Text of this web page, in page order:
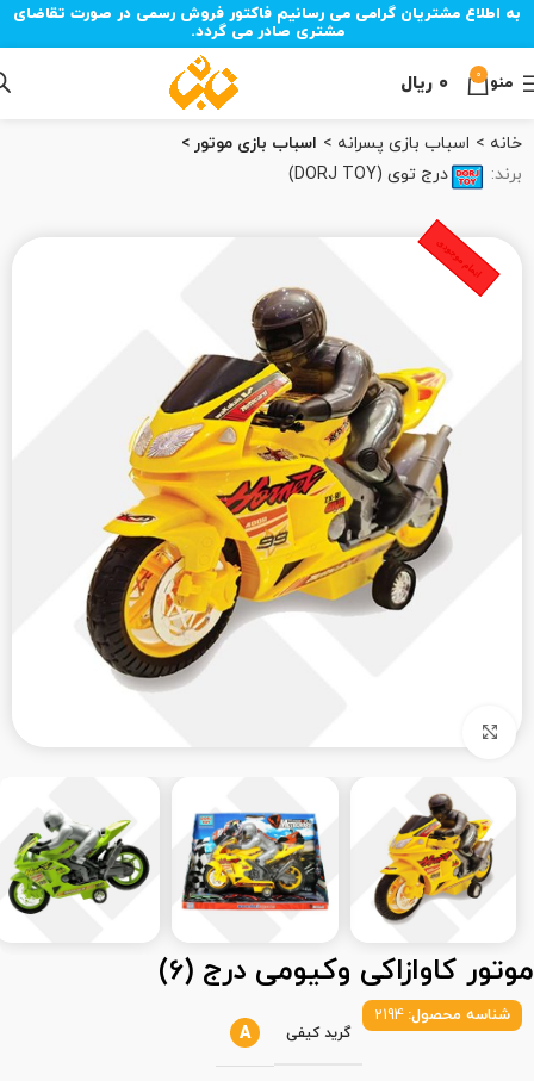
به اطلاع مشتریان گرامی می رسانیم فاکتور فروش رسمی در صورت تقاضای
مشتری صادر می گردد.
منو 0 ۰ ریال
خانه اسباب بازی پسرانه
اسباب بازی موتور
برند:
درج توی (DORJ TOY)
اتمام موجودی
موتور کاوازاکی وکیومی درج (6)
شناسه محصول: 2194
گرید کیفی A